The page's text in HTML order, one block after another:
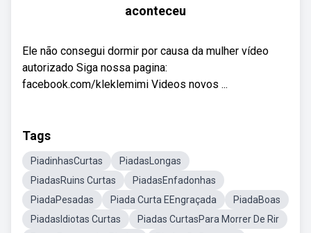
aconteceu
Ele não consegui dormir por causa da mulher vídeo
autorizado Siga nossa pagina:
facebook.com/kleklemimi Videos novos ...
Tags
PiadinhasCurtas
PiadasLongas
PiadasRuins Curtas
PiadasEnfadonhas
PiadaPesadas
Piada Curta EEngraçada
PiadaBoas
PiadasIdiotas Curtas
Piadas CurtasPara Morrer De Rir